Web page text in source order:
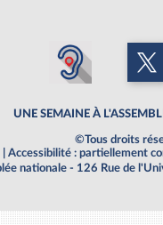
UNE SEMAINE À
©Tous droits
Accessibilité : partiellement
nationale - 126 Rue de